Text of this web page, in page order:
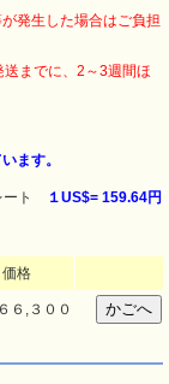
発生した場合はご負担
までに、2～3週間ほ
ます。
ト １US$= 159.64円
価格
６,３００